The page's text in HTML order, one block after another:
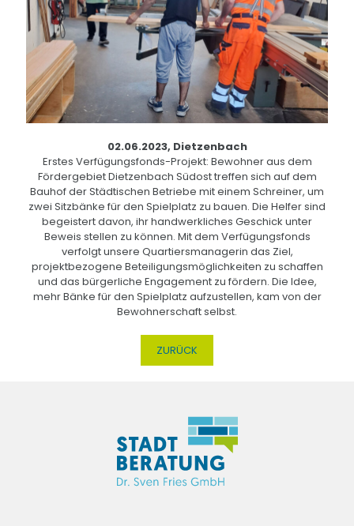
02.06.2023, Dietzenbach
Erstes Verfügungsfonds-Projekt: Bewohner aus dem
Fördergebiet Dietzenbach Südost treffen sich auf dem
Bauhof der Städtischen Betriebe mit einem Schreiner, um
zwei Sitzbänke für den Spielplatz zu bauen. Die Helfer sind
begeistert davon, ihr handwerkliches Geschick unter
Beweis stellen zu können. Mit dem Verfügungsfonds
verfolgt unsere Quartiersmanagerin das Ziel,
projektbezogene Beteiligungsmöglichkeiten zu schaffen
und das bürgerliche Engagement zu fördern. Die Idee,
mehr Bänke für den Spielplatz aufzustellen, kam von der
Bewohnerschaft selbst.
ZURÜCK